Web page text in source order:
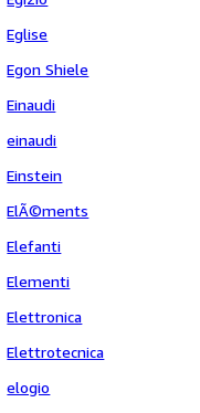
Eglise
Egon Shiele
Einaudi
einaudi
Einstein
ElÃ©ments
Elefanti
Elementi
Elettronica
Elettrotecnica
elogio